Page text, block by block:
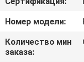
О
НАС
Номер модели:
Количество мин
заказа: